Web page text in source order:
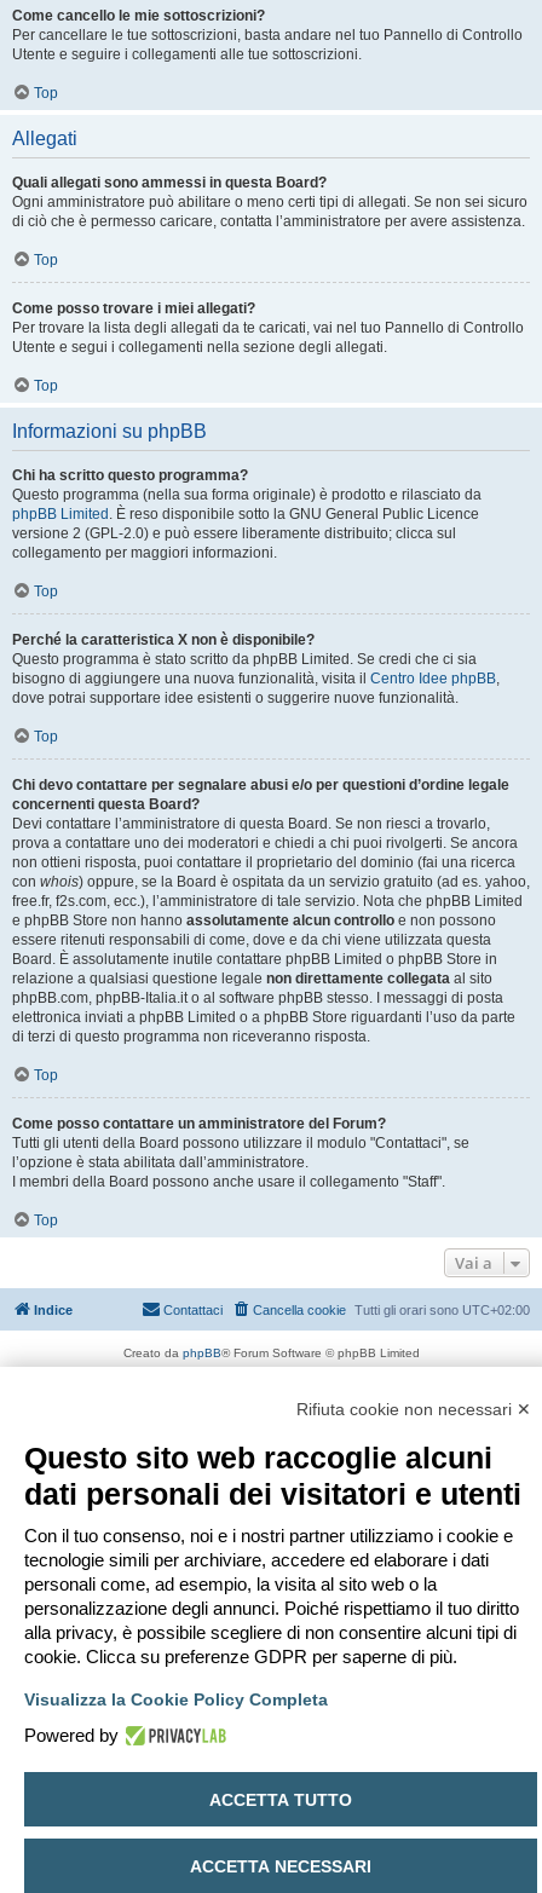
Come cancello le mie sottoscrizioni?
Per cancellare le tue sottoscrizioni, basta andare nel tuo Pannello di Controllo
Utente e seguire i collegamenti alle tue sottoscrizioni.
Top
Allegati
Quali allegati sono ammessi in questa Board?
Ogni amministratore può abilitare o meno certi tipi di allegati. Se non sei sicuro
di ciò che è permesso caricare, contatta l’amministratore per avere assistenza.
Top
Come posso trovare i miei allegati?
Per trovare la lista degli allegati da te caricati, vai nel tuo Pannello di Controllo
Utente e segui i collegamenti nella sezione degli allegati.
Top
Informazioni su phpBB
Chi ha scritto questo programma?
Questo programma (nella sua forma originale) è prodotto e rilasciato da
phpBB Limited . È reso disponibile sotto la GNU General Public Licence
versione 2 (GPL-2.0) e può essere liberamente distribuito; clicca sul
collegamento per maggiori informazioni.
Top
Perché la caratteristica X non è disponibile?
Questo programma è stato scritto da phpBB Limited. Se credi che ci sia
bisogno di aggiungere una nuova funzionalità, visita il Centro Idee phpBB,
dove potrai supportare idee esistenti o suggerire nuove funzionalità.
Top
Chi devo contattare per segnalare abusi e/o per questioni d’ordine legale
concernenti questa Board?
Devi contattare l’amministratore di questa Board. Se non riesci a trovarlo,
prova a contattare uno dei moderatori e chiedi a chi puoi rivolgerti. Se ancora
non ottieni risposta, puoi contattare il proprietario del dominio (fai una ricerca
con whois) oppure, se la Board è ospitata da un servizio gratuito (ad es. yahoo,
free.fr, f2s.com, ecc.), l’amministratore di tale servizio. Nota che phpBB Limited
e phpBB Store non hanno assolutamente alcun controllo e non possono
essere ritenuti responsabili di come, dove e da chi viene utilizzata questa
Board. È assolutamente inutile contattare phpBB Limited o phpBB Store in
relazione a qualsiasi questione legale non direttamente collegata al sito
phpBB.com, phpBB-Italia.it o al software phpBB stesso. I messaggi di posta
elettronica inviati a phpBB Limited o a phpBB Store riguardanti l’uso da parte
di terzi di questo programma non riceveranno risposta.
Top
Come posso contattare un amministratore del Forum?
Tutti gli utenti della Board possono utilizzare il modulo "Contattaci", se
l’opzione è stata abilitata dall’amministratore.
I membri della Board possono anche usare il collegamento "Staff".
Top
Vai a
Indice Tutti gli orari sono UTC+02:00
Cancella cookie
Contattaci
Creato da phpBB® Forum Software © phpBB Limited
Rifiuta cookie non necessari ✕
Questo sito web raccoglie alcuni
dati personali dei visitatori e utenti
Con il tuo consenso, noi e i nostri partner utilizziamo i cookie e
tecnologie simili per archiviare, accedere ed elaborare i dati
personali come, ad esempio, la visita al sito web o la
personalizzazione degli annunci. Poiché rispettiamo il tuo diritto
alla privacy, è possibile scegliere di non consentire alcuni tipi di
cookie. Clicca su preferenze GDPR per saperne di più.
Visualizza la Cookie Policy Completa
Powered by
ACCETTA TUTTO
ACCETTA NECESSARI